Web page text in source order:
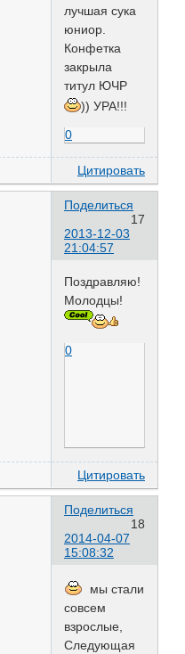
лучшая сука
юниор.
Конфетка
закрыла
титул ЮЧР
)) УРА!!!
0
Цитировать
Поделиться
17
2013-12-03
21:04:57
Поздравляю!
Молодцы!
0
Цитировать
Поделиться
18
2014-04-07
15:08:32
мы стали
совсем
взрослые,
Следующая